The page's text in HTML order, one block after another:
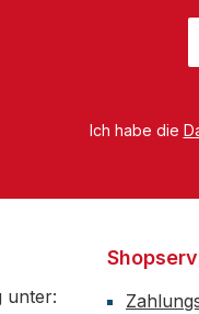
Ich habe die
unter: